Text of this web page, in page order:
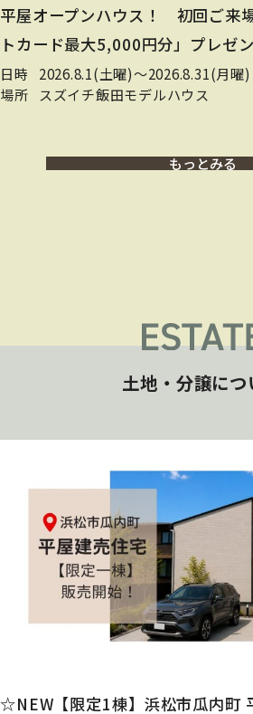
平屋オープンハウス！ 初回ご来
トカード最大5,000円分」プレゼ
日時
2026.8.1(土曜)〜2026.8.31(月曜)
場所
スズイチ飯田モデルハウス
もっとみる
土地・分譲につ
☆NEW【限定1棟】浜松市瓜内町